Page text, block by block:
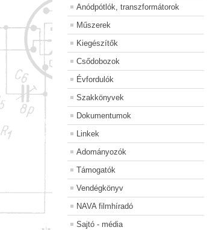
Anódpótlók, transzformátorok
Műszerek
Kiegészítők
Csődobozok
Évfordulók
Szakkönyvek
Dokumentumok
Linkek
Adományozók
Támogatók
Vendégkönyv
NAVA filmhíradó
Sajtó - média